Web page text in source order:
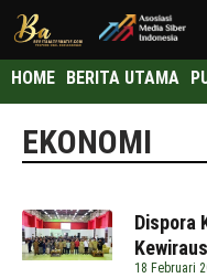
HOME BERITA UTAMA
EKONOMI
Dispora
18 Februari